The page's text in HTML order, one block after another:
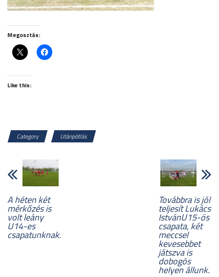
Megosztás:
Like this:
Category Utánpótlás
A héten két
mérkőzés is
volt leány
U14-es
csapatunknak.
Továbbra is jól
teljesít Lukács
IstvánU15-ös
csapata, két
meccsel
kevesebbet
játszva is
dobogós
helyen állunk.